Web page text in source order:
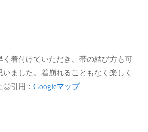
く着付けていただき、帯の結び方も可
ました。着崩れることもなく楽しく
◎引用： Googleマップ